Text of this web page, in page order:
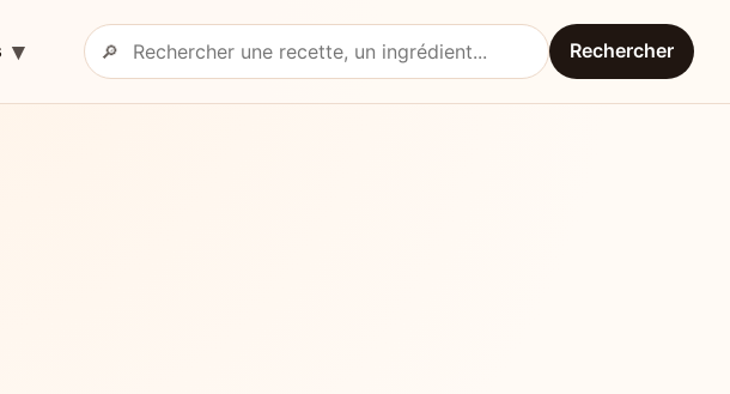
Rechercher une recette
🔎 Rechercher